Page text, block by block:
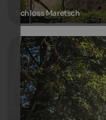
Schloss Maretsch